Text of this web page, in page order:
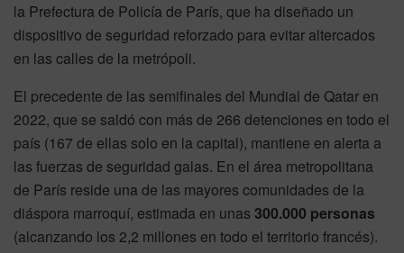
la Prefectura de Policía de París, que ha diseñado un
dispositivo de seguridad reforzado para evitar altercados
en las calles de la metrópoli.
El precedente de las semifinales del Mundial de Qatar en
2022, que se saldó con más de 266 detenciones en todo el
país (167 de ellas solo en la capital), mantiene en alerta a
las fuerzas de seguridad galas. En el área metropolitana
de París reside una de las mayores comunidades de la
diáspora marroquí, estimada en unas 300.000 personas
(alcanzando los 2,2 millones en todo el territorio francés).